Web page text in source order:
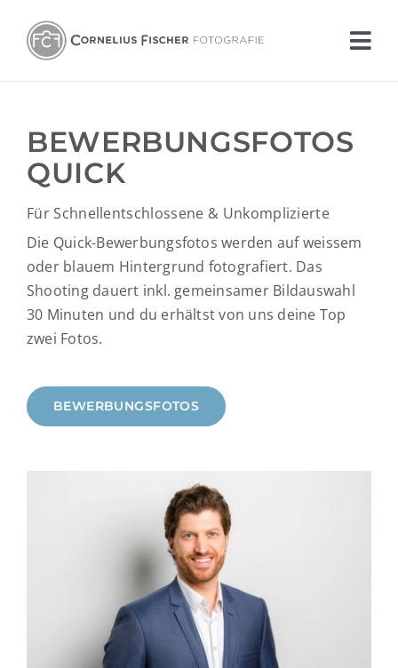
Inhalt
springen
ANGEBOT
ÜBER UNS
BLOG
DRUCKSERVICE
BEWERBUNGS­FOTOS
QUICK
Für Schnell­entschlossene & Unkomplizierte
Die Quick-Bewerbungsfotos werden auf weissem
oder blauem Hintergrund fotografiert. Das
Shooting dauert inkl. gemeinsamer Bildauswahl
30 Minuten und du erhältst von uns deine Top
zwei Fotos.
BEWERBUNGSFOTOS